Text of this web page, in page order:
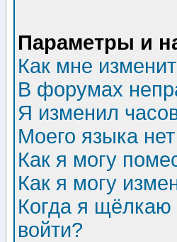
Параметры и
Как мне
В форумах
Я изменил
Моего языка
Как я могу
Как я могу
Когда я щёлкаю
войти?